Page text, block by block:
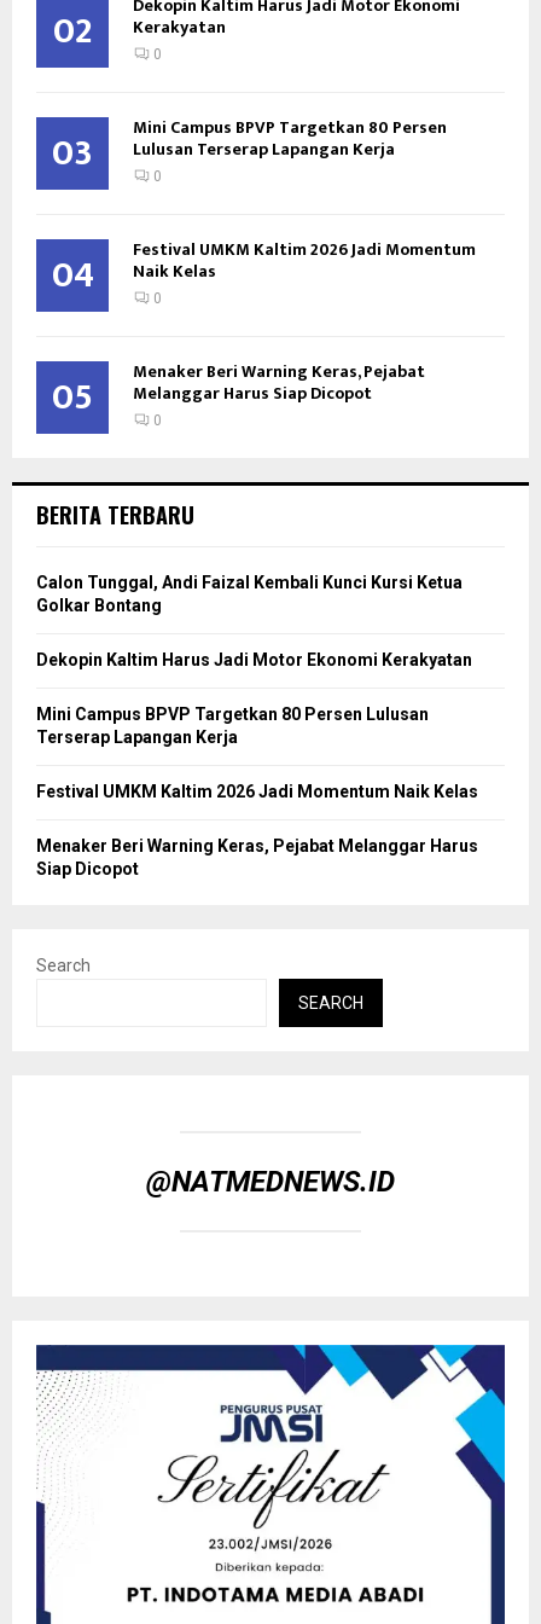
02 Dekopin Kaltim Harus Jadi Motor Ekonomi
Kerakyatan
0
03 Mini Campus BPVP Targetkan 80 Persen
Lulusan Terserap Lapangan Kerja
0
04 Festival UMKM Kaltim 2026 Jadi Momentum
Naik Kelas
0
05 Menaker Beri Warning Keras, Pejabat
Melanggar Harus Siap Dicopot
0
BERITA TERBARU
Calon Tunggal, Andi Faizal Kembali Kunci Kursi Ketua
Golkar Bontang
Dekopin Kaltim Harus Jadi Motor Ekonomi Kerakyatan
Mini Campus BPVP Targetkan 80 Persen Lulusan
Terserap Lapangan Kerja
Festival UMKM Kaltim 2026 Jadi Momentum Naik Kelas
Menaker Beri Warning Keras, Pejabat Melanggar Harus
Siap Dicopot
Search
SEARCH
@NATMEDNEWS.ID